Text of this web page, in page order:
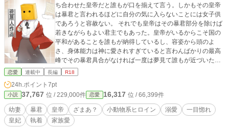
ち合わせた皇帝だと誰もが口を揃えて言う。しかもその皇帝
は暴君と言われるほどに自分の気に入らないことには女子供
であろうと容赦ない。 それでも皇帝はその暴君部分を除けば
若きながらもよい君主でもあった。皇帝がいるからこそ国の
平和があることを誰もが納得しているし、容姿から頭のよ
さ、身体能力は神に愛されすぎていると言わんばかりの最高
峰でその暴君具合がなければ一度は夢見て誰もが近づいただ
ろう。 実際はその恐ろしさ故に本当に自分に自信があるもの
多いため、端から見れば選り取り見取りと言えた。しかし、
それでも暴君皇帝は女に興味がないとばかりに未だ婚約者す
らいない。女の好みすらわからぬ皇帝に暴君以外で不満があ
ると言われれば、次期君主たる跡継ぎがいつまで経っても見
出だせないことだろう。まだ適齢期をなんとか過ぎておらず
恋愛 連載中 長編 R18
24h.ポイント 7pt
小説 37,767 位 / 229,000件 恋愛 16,317 位 / 66,399件
幼妻 暴君 皇帝 ざまあ？ 小動物系ヒロイン 溺愛
一目惚れ
皇妃
執着 家族愛